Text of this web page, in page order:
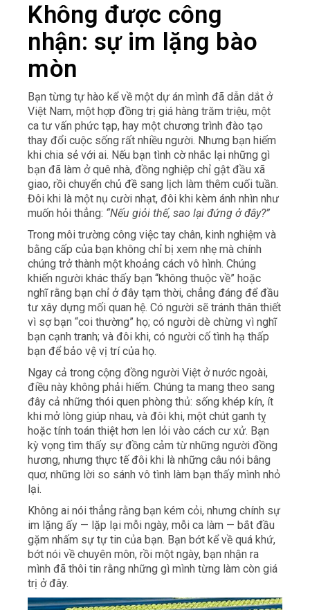
Không được công
nhận: sự im lặng bào
mòn
Bạn từng tự hào kể về một dự án mình đã dẫn dắt ở
Việt Nam, một hợp đồng trị giá hàng trăm triệu, một
ca tư vấn phức tạp, hay một chương trình đào tạo
thay đổi cuộc sống rất nhiều người. Nhưng bạn hiếm
khi chia sẻ với ai. Nếu bạn tình cờ nhắc lại những gì
bạn đã làm ở quê nhà, đồng nghiệp chỉ gật đầu xã
giao, rồi chuyển chủ đề sang lịch làm thêm cuối tuần.
Đôi khi là một nụ cười nhạt, đôi khi kèm ánh nhìn như
muốn hỏi thẳng: “Nếu giỏi thế, sao lại đứng ở đây?”
Trong môi trường công việc tay chân, kinh nghiệm và
bằng cấp của bạn không chỉ bị xem nhẹ mà chính
chúng trở thành một khoảng cách vô hình. Chúng
khiến người khác thấy bạn “không thuộc về” hoặc
nghĩ rằng bạn chỉ ở đây tạm thời, chẳng đáng để đầu
tư xây dựng mối quan hệ. Có người sẽ tránh thân thiết
vì sợ bạn “coi thường” họ; có người dè chừng vì nghĩ
bạn cạnh tranh; và đôi khi, có người cố tình hạ thấp
bạn để bảo vệ vị trí của họ.
Ngay cả trong cộng đồng người Việt ở nước ngoài,
điều này không phải hiếm. Chúng ta mang theo sang
đây cả những thói quen phòng thủ: sống khép kín, ít
khi mở lòng giúp nhau, và đôi khi, một chút ganh tỵ
hoặc tính toán thiệt hơn len lỏi vào cách cư xử. Bạn
kỳ vọng tìm thấy sự đồng cảm từ những người đồng
hương, nhưng thực tế đôi khi là những câu nói bâng
quơ, những lời so sánh vô tình làm bạn thấy mình nhỏ
lại.
Không ai nói thẳng rằng bạn kém cỏi, nhưng chính sự
im lặng ấy — lặp lại mỗi ngày, mỗi ca làm — bắt đầu
gặm nhấm sự tự tin của bạn. Bạn bớt kể về quá khứ,
bớt nói về chuyên môn, rồi một ngày, bạn nhận ra
mình đã thôi tin rằng những gì mình từng làm còn giá
trị ở đây.